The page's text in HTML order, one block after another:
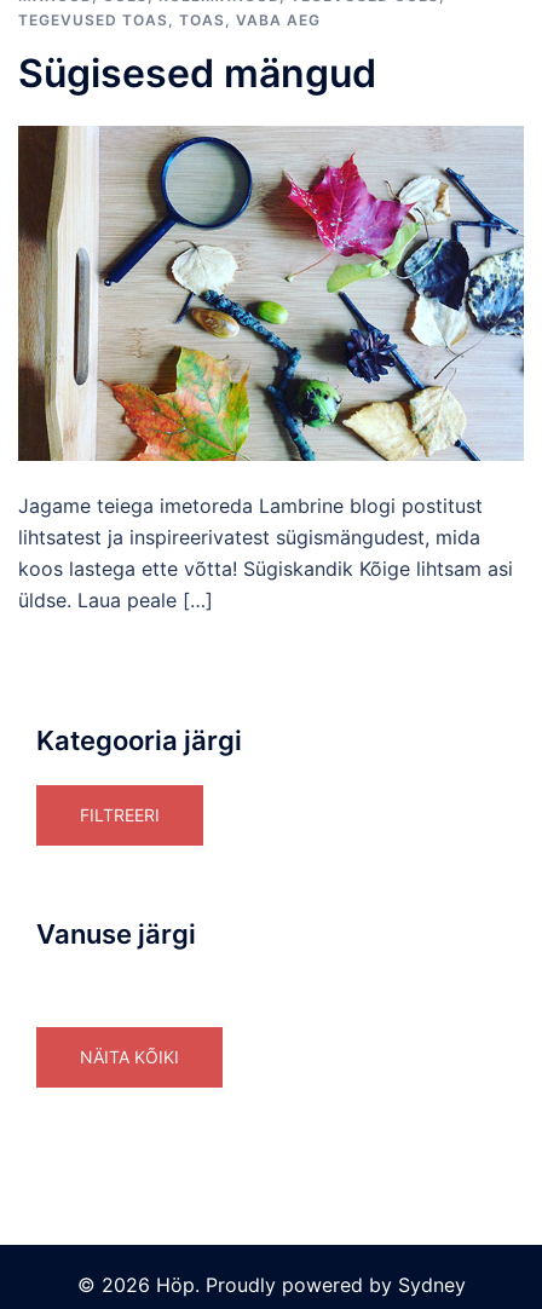
TEGEVUSED TOAS, TOAS, VABA AEG
Sügisesed mängud
Jagame teiega imetoreda Lambrine blogi postitust
lihtsatest ja inspireerivatest sügismängudest, mida
koos lastega ette võtta! Sügiskandik Kõige lihtsam asi
üldse. Laua peale […]
Kategooria järgi
FILTREERI
Vanuse järgi
NÄITA KÕIKI
© 2026 Höp. Proudly powered by Sydney